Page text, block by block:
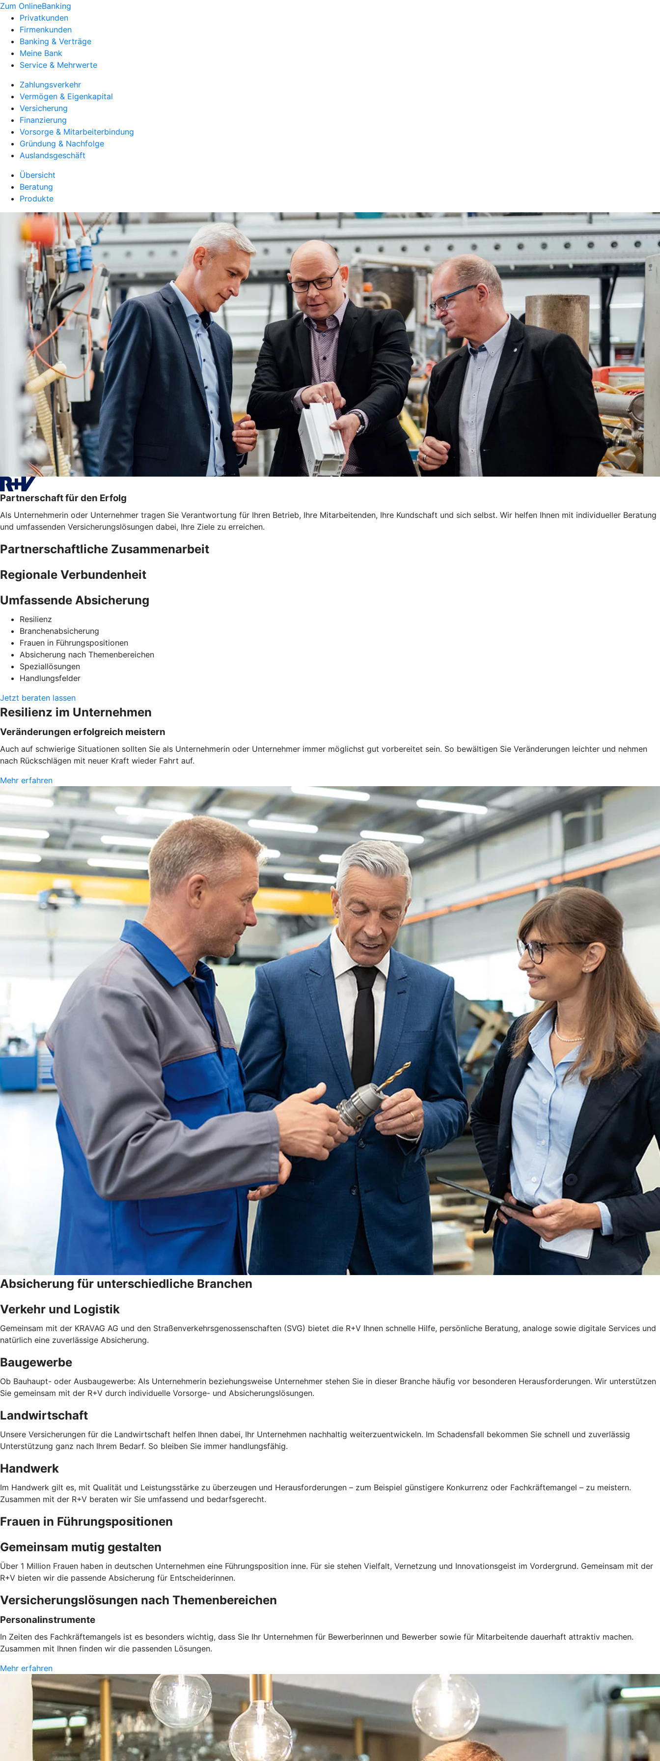
Zum OnlineBanking
Privatkunden
Firmenkunden
Banking & Verträge
Meine Bank
Service & Mehrwerte
Zahlungsverkehr
Vermögen & Eigenkapital
Versicherung
Finanzierung
Vorsorge & Mitarbeiterbindung
Gründung & Nachfolge
Auslandsgeschäft
Übersicht
Beratung
Produkte
Partnerschaft für den Erfolg
Als Unternehmerin oder Unternehmer tragen Sie Verantwortung für Ihren Betrieb, Ihre Mitarbeitenden, Ihre Kundschaft und sich selbst. Wir helfen Ihnen mit individueller Beratung
und umfassenden Versicherungslösungen dabei, Ihre Ziele zu erreichen.
Partnerschaftliche Zusammenarbeit
Regionale Verbundenheit
Umfassende Absicherung
Resilienz
Branchenabsicherung
Frauen in Führungspositionen
Absicherung nach Themenbereichen
Speziallösungen
Handlungsfelder
Jetzt beraten lassen
Resilienz im Unternehmen
Veränderungen erfolgreich meistern
Auch auf schwierige Situationen sollten Sie als Unternehmerin oder Unternehmer immer möglichst gut vorbereitet sein. So bewältigen Sie Veränderungen leichter und nehmen
nach Rückschlägen mit neuer Kraft wieder Fahrt auf.
Mehr erfahren
Absicherung für unterschiedliche Branchen
Verkehr und Logistik
Gemeinsam mit der KRAVAG AG und den Straßenverkehrsgenossenschaften (SVG) bietet die R+V Ihnen schnelle Hilfe, persönliche Beratung, analoge sowie digitale Services und
natürlich eine zuverlässige Absicherung.
Baugewerbe
Ob Bauhaupt- oder Ausbaugewerbe: Als Unternehmerin beziehungsweise Unternehmer stehen Sie in dieser Branche häufig vor besonderen Herausforderungen. Wir unterstützen
Sie gemeinsam mit der R+V durch individuelle Vorsorge- und Absicherungslösungen.
Landwirtschaft
Unsere Versicherungen für die Landwirtschaft helfen Ihnen dabei, Ihr Unternehmen nachhaltig weiterzuentwickeln. Im Schadensfall bekommen Sie schnell und zuverlässig
Unterstützung ganz nach Ihrem Bedarf. So bleiben Sie immer handlungsfähig.
Handwerk
Im Handwerk gilt es, mit Qualität und Leistungsstärke zu überzeugen und Herausforderungen – zum Beispiel günstigere Konkurrenz oder Fachkräftemangel – zu meistern.
Zusammen mit der R+V beraten wir Sie umfassend und bedarfsgerecht.
Frauen in Führungspositionen
Gemeinsam mutig gestalten
Über 1 Million Frauen haben in deutschen Unternehmen eine Führungsposition inne. Für sie stehen Vielfalt, Vernetzung und Innovationsgeist im Vordergrund. Gemeinsam mit der
R+V bieten wir die passende Absicherung für Entscheiderinnen.
Versicherungslösungen nach Themenbereichen
Personalinstrumente
In Zeiten des Fachkräftemangels ist es besonders wichtig, dass Sie Ihr Unternehmen für Bewerberinnen und Bewerber sowie für Mitarbeitende dauerhaft attraktiv machen.
Zusammen mit Ihnen finden wir die passenden Lösungen.
Mehr erfahren